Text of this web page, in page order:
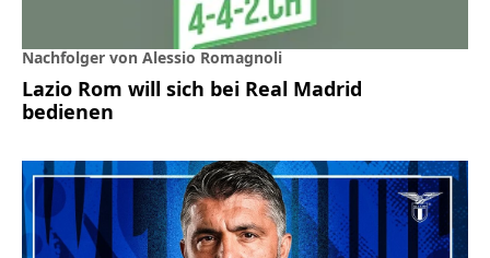
Nachfolger von Alessio Romagnoli
Lazio Rom will sich bei Real Madrid
bedienen